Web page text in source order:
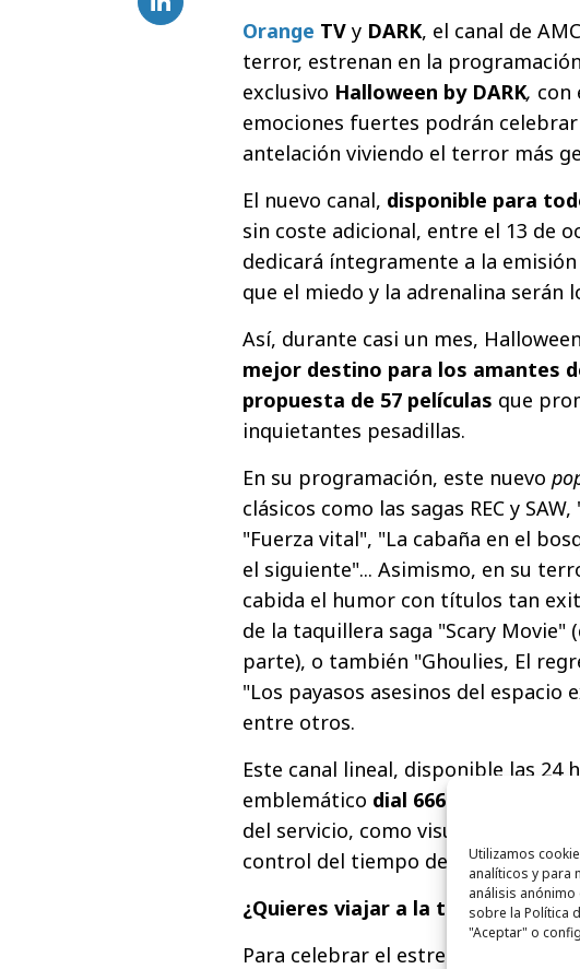
Utilizamos
analíticos y para
análisis anónimo
sobre la Política
"Aceptar" o
Orange TV y DARK, el canal de
terror, estrenan en la
exclusivo Halloween by DARK, con
emociones fuertes podrán
antelación viviendo el terror más
El nuevo canal, disponible para
sin coste adicional, entre el 13 de
dedicará íntegramente a la
que el miedo y la adrenalina serán
Así, durante casi un mes,
mejor destino para los amantes
propuesta de 57 películas que
inquietantes pesadillas.
En su programación, este nuevo
clásicos como las sagas REC y
"Fuerza vital", "La cabaña en el
el siguiente"... Asimismo, en su
cabida el humor con títulos tan
de la taquillera saga "Scary Movie"
parte), o también "Ghoulies, El
"Los payasos asesinos del espacio
entre otros.
Este canal lineal, disponible las 24
emblemático dial 666 y ofrecerá
del servicio, como visualización
control del tiempo de emisión o
¿Quieres viajar a la tierra de
Para celebrar el estreno de